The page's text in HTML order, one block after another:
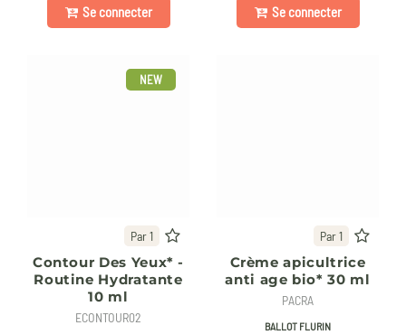
Se connecter Se connecter
NEW
Par 1
Contour Des Yeux* -
Routine Hydratante
10 ml
ECONTOUR02
Par 1
Crème apicultrice
anti age bio* 30 ml
PACRA
BALLOT FLURIN